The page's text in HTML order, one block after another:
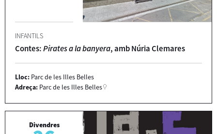
INFANTILS
Contes:Pirates a la banyera, amb Núria Clemares
Lloc: Parc de les Illes Belles
Adreça: Parc de les Illes Belles
Divendres